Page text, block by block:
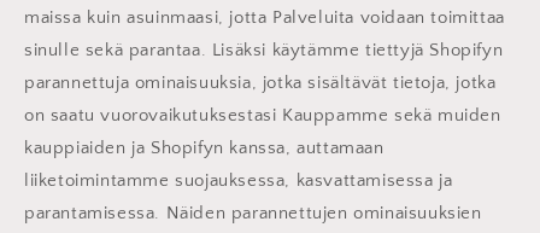
maissa kuin asuinmaasi, jotta Palveluita voidaan toimittaa
sinulle sekä parantaa. Lisäksi käytämme tiettyjä Shopifyn
parannettuja ominaisuuksia, jotka sisältävät tietoja, jotka
on saatu vuorovaikutuksestasi Kauppamme sekä muiden
kauppiaiden ja Shopifyn kanssa, auttamaan
liiketoimintamme suojauksessa, kasvattamisessa ja
parantamisessa. Näiden parannettujen ominaisuuksien